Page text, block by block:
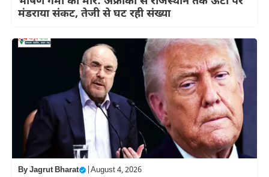
मंडराया संकट, तेजी से घट रही संख्या
ByJagrut Bharat August 4, 2026